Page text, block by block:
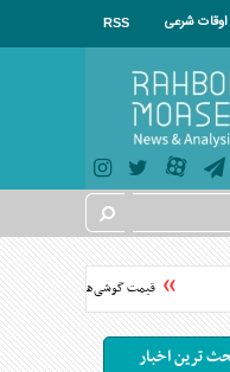
اوقات شرعی RSS
قیمت گوشی‌های موبایل در سال ۱۴۰۵ چقدر گران شد؟
ترین اخبار